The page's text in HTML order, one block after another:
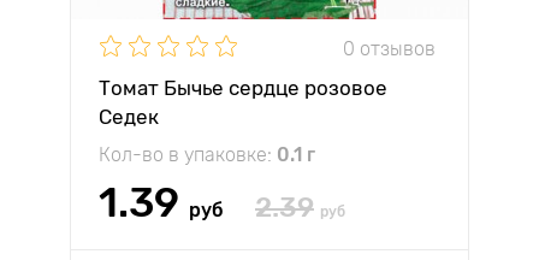
0 отзывов
Томат Бычье сердце розовое
Седек
Кол-во в упаковке: 0.1 г
1.39 руб 2.39 руб